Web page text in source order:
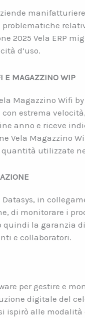
2025 Vela ERP
d’uso.
E MAGAZZINO WIP
Magazzino Wifi
estrema
anno e riceve
Vela Magazzino
utilizzate
Datasys, in
di monitorare i
quindi la garanzia
e collaboratori.
per gestire e
digitale del
ispirò alle